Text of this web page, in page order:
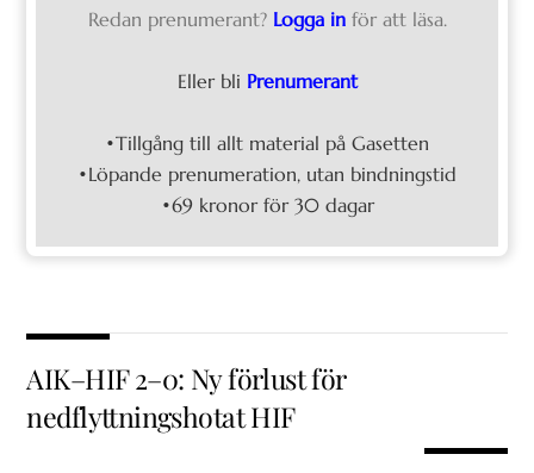
Redan prenumerant? Logga in för att läsa.
Eller bli Prenumerant
•Tillgång till allt material på Gasetten
•Löpande prenumeration, utan bindningstid
•69 kronor för 30 dagar
AIK–HIF 2–0: Ny förlust för
nedflyttningshotat HIF